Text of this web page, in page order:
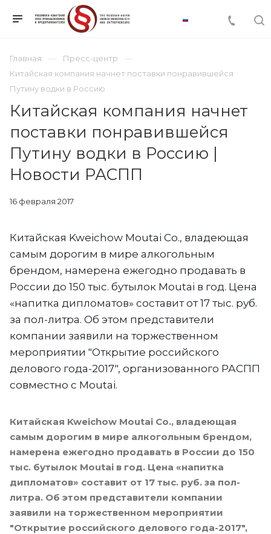
Главная
Пресс-центр
Китайская компания начнет поставки понравившейся
Путину водки в Россию
Китайская компания начнет
поставки понравившейся
Путину водки в Россию |
Новости РАСПП
16 февраля 2017
Китайская Kweichow Moutai Co., владеющая
самым дорогим в мире алкогольным
брендом, намерена ежегодно продавать в
России до 150 тыс. бутылок Moutai в год. Цена
«напитка дипломатов» составит от 17 тыс. руб.
за пол-литра. Об этом представители
компании заявили на торжественном
мероприятии "Открытие российского
делового года-2017", организованного РАСПП
совместно с Moutai.
Китайская Kweichow Moutai Co., владеющая
самым дорогим в мире алкогольным брендом,
намерена ежегодно продавать в России до 150
тыс. бутылок Moutai в год. Цена «напитка
дипломатов» составит от 17 тыс. руб. за пол-
литра. Об этом представители компании
заявили на торжественном мероприятии
"Открытие российского делового года-2017",